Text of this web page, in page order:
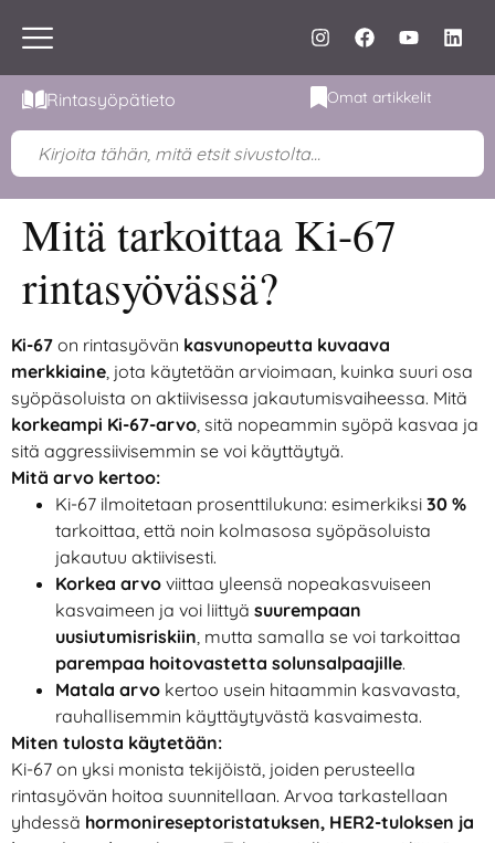
Rintasyöpätieto Omat artikkelit
Mitä tarkoittaa Ki-67
rintasyövässä?
Ki-67 on rintasyövän kasvunopeutta kuvaava
merkkiaine, jota käytetään arvioimaan, kuinka suuri osa
syöpäsoluista on aktiivisessa jakautumisvaiheessa. Mitä
korkeampi Ki-67-arvo, sitä nopeammin syöpä kasvaa ja
sitä aggressiivisemmin se voi käyttäytyä.
Mitä arvo kertoo:
Ki-67 ilmoitetaan prosenttilukuna: esimerkiksi 30 %
tarkoittaa, että noin kolmasosa syöpäsoluista
jakautuu aktiivisesti.
Korkea arvo viittaa yleensä nopeakasvuiseen
kasvaimeen ja voi liittyä suurempaan
uusiutumisriskiin, mutta samalla se voi tarkoittaa
parempaa hoitovastetta solunsalpaajille.
Matala arvo kertoo usein hitaammin kasvavasta,
rauhallisemmin käyttäytyvästä kasvaimesta.
Miten tulosta käytetään:
Ki-67 on yksi monista tekijöistä, joiden perusteella
rintasyövän hoitoa suunnitellaan. Arvoa tarkastellaan
yhdessä hormonireseptoristatuksen, HER2-tuloksen ja